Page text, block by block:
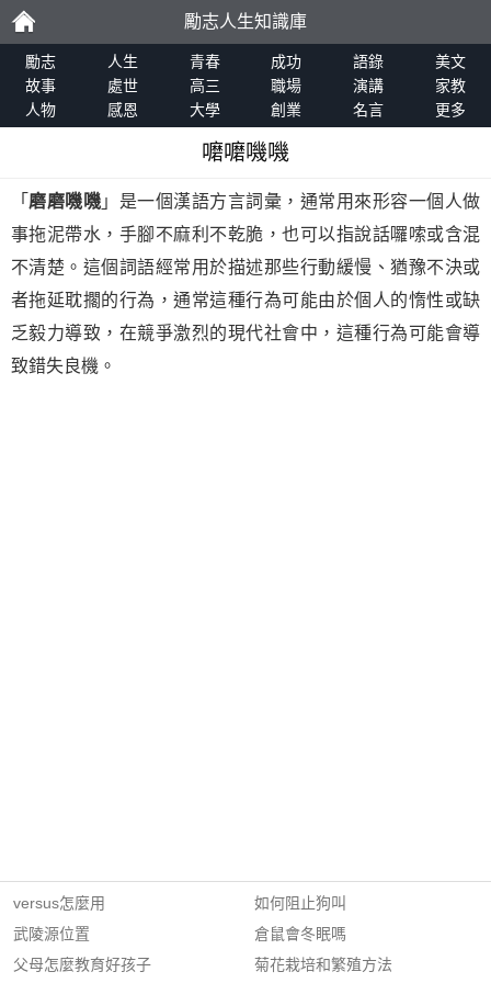
勵
志
勵志人生知識庫
勵志 人生 青春 成功 語錄
美文
故事
處世 高三 職場 演講
家教
人物
感恩 大學 創業 名言 更多
嚰嚰嘰嘰
「 磨磨嘰嘰 」是一個漢語方言詞彙，通常用來形容一個人做
事拖泥帶水，手腳不麻利不乾脆，也可以指說話囉嗦或含混
不清楚。這個詞語經常用於描述那些行動緩慢、猶豫不決或
者拖延耽擱的行為，通常這種行為可能由於個人的惰性或缺
乏毅力導致，在競爭激烈的現代社會中，這種行為可能會導
致錯失良機。
versus怎麼用
武陵源位置
父母怎麼教育好孩子
如何阻止狗叫
倉鼠會冬眠嗎
菊花栽培和繁殖方法